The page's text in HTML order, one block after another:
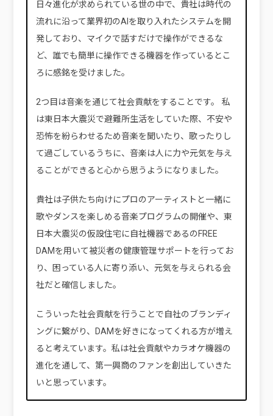
日々進化が求められている世の中で、貴社は時代の
流れに沿って業界初のAIを取り入れたシステムを開
発しており、マイクで話すだけで操作ができるな
ど、誰でも簡単に操作できる機器を作っているとこ
ろに感銘を受けました。
2つ目は音楽を通じて社会貢献をすることです。 私
は東日本大震災で避難所生活をしていた際、不安や
恐怖を紛らわせるため音楽を聞いたり、歌ったりし
て過ごしているうちに、音楽は人に力や元気を与え
ることができると心から思うようになりました。
貴社は子供たち向けにプロのアーティストと一緒に
歌やダンスを楽しめる音楽プログラムの開催や、東
日本大震災の仮設住宅に自社機器であるのFREE
DAMを用いて被災者の健康管理サポートを行ってお
り、困っている人に寄り添い、元気を与えられる会
社だと確信しました。
こういった社会貢献を行うことで自社のブランディ
ングに繋がり、DAMを好きになってくれる方が増え
ると考えています。私は社会貢献やカラオケ機器の
進化を通して、第一興商のファンを創出していきた
いと思っています。